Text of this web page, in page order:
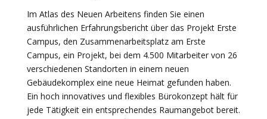
Im Atlas des Neuen Arbeitens finden Sie einen
ausführlichen Erfahrungsbericht über das Projekt Erste
Campus, den Zusammenarbeitsplatz am Erste
Campus, ein Projekt, bei dem 4.500 Mitarbeiter von 26
verschiedenen Standorten in einem neuen
Gebäudekomplex eine neue Heimat gefunden haben.
Ein hoch innovatives und flexibles Bürokonzept hält für
jede Tätigkeit ein entsprechendes Raumangebot bereit.